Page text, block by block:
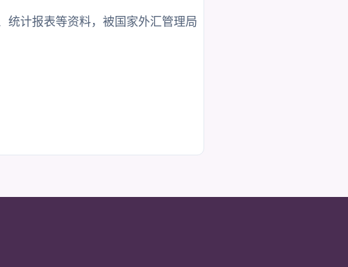
统计报表等资料，被国家外汇管理局